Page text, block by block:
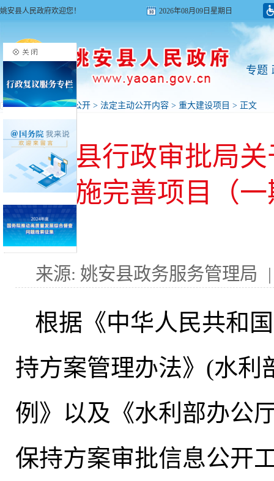
姚安县人民政府欢迎您！ 2026年08月09日星期日
专题
首页>政府信息公开 > 法定主动公开内容 > 重大建设项目 > 正文
姚安县行政审批局
础设施完善项目（
来源: 姚安县政务服务管理局
根据《中华人民共和
持方案管理办法》(水利
例》以及《水利部办公
保持方案审批信息公开